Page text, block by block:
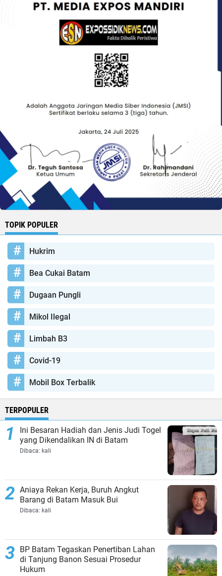
TOPIK POPULER
Hukrim
Bea Cukai Batam
Dugaan Pungli
Mikol Ilegal
Limbah B3
Covid-19
Mobil Box Terbalik
TERPOPULER
Ini Besaran Hadiah dan Jenis Judi Togel
yang Dikendalikan IN di Batam
Dibaca: kali
Aniaya Rekan Kerja, Buruh Angkut
Barang di Batam Masuk Bui
Dibaca: kali
BP Batam Tegaskan Penertiban Lahan
di Tanjung Banon Sesuai Prosedur
Hukum